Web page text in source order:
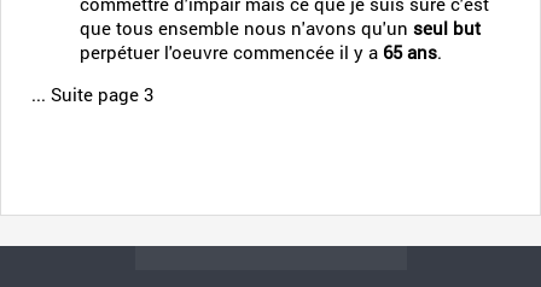
que tous ensemble nous n'avons qu'un seul but
perpétuer l'oeuvre commencée il y a 65 ans.
... Suite page 3